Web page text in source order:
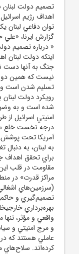
تصميم دولت لبنان
اهداف رژيم
توان دفاعي
گزارش ايرنا، «علي
« درباره تصميم
اينکه دولت لبنان
جنگ به آنها دست
نيست که همين
تسليم شدن است و
رويکرد دولت
شده است و به
امنيتي اسرائيل
درجه نخست خلع
آمريکا تحت پوشش
به لبنان، به
براي تحقق
مقاومت در قلب اين
مراکز قدرت» در
(سرزمين‌هاي
تصميم‌گيري و
بهره‌برداري
واقعي و مؤثر،
و مرج امنيتي و
عاملي هستند که
کرده‌اند. سلاح‌هاي